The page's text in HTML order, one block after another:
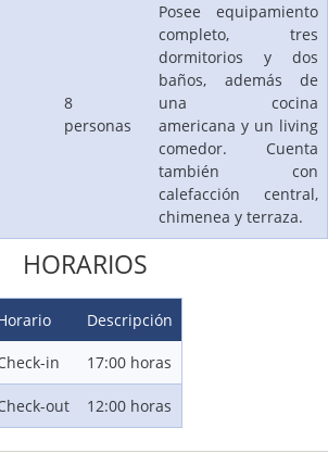
8
personas
Posee equipamiento
completo, tres
dormitorios y dos
baños, además de
una cocina
americana y un living
comedor. Cuenta
también con
calefacción central,
chimenea y terraza.
HORARIOS
Descripción
in 17:00 horas
out 12:00 horas